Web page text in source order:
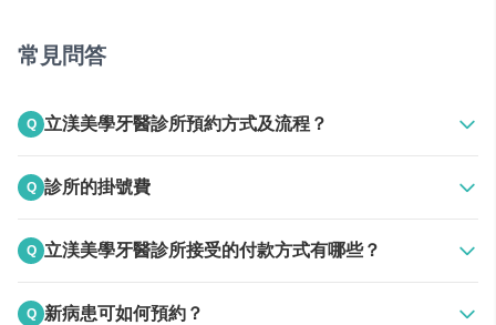
照顧患者隱私，獨立診間最放心
特設遊戲區，讓孩子看牙醫也是開心的事
停車位
常見問答
Q 立渼美學牙醫診所預約方式及流程？
24HR線上預約
Q 診所的掛號費
Q 立渼美學牙醫診所接受的付款方式有哪些？
Q 新病患可如何預約？